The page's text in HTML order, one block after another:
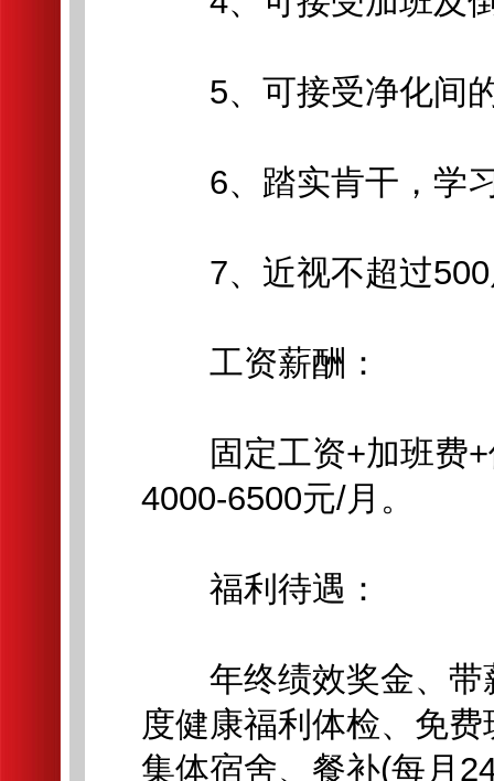
5、可接受净化间
6、踏实肯干，学
7、近视不超过500
工资薪酬：
固定工资+加班费+
4000-6500元/月。
福利待遇：
年终绩效奖金、带
度健康福利体检、免
集体宿舍、餐补(每月